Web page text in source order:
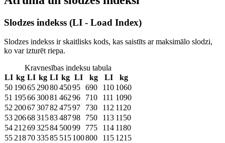
Slodzes indekss (LI - Load Index)
Slodzes indekss ir skaitlisks kods, kas saistīts ar maksimālo slodzi,
ko var izturēt riepa.
Kravnesības indeksu tabula
LI kg LI kg LI kg LI kg LI
kg
50 190652908045095 690 110 1060
51 1956630081 46296 710 111 1090
52200673078247597 730 112 1120
53206683158348798 750 113 1150
542126932584 50099 775 114 1180
552187033585 515100800 115 1215